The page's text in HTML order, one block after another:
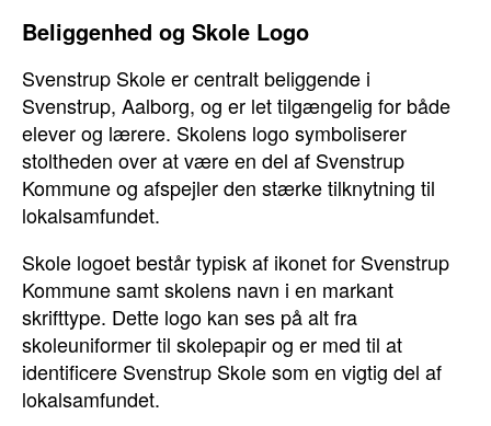
Beliggenhed og Skole Logo
Svenstrup Skole er centralt beliggende i
Svenstrup, Aalborg, og er let tilgængelig for både
elever og lærere. Skolens logo symboliserer
stoltheden over at være en del af Svenstrup
Kommune og afspejler den stærke tilknytning til
lokalsamfundet.
Skole logoet består typisk af ikonet for Svenstrup
Kommune samt skolens navn i en markant
skrifttype. Dette logo kan ses på alt fra
skoleuniformer til skolepapir og er med til at
identificere Svenstrup Skole som en vigtig del af
lokalsamfundet.